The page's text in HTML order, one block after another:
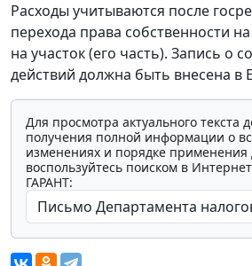
Расходы учитываются после
перехода права собственности
на участок (его часть). Запись о
действий должна быть внесена в
Для просмотра актуального текста
получения полной информации о
изменениях и порядке применения
воспользуйтесь поиском в
ГАРАНТ: